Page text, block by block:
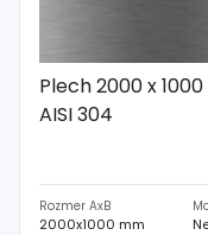
Plech 2000 x
AISI 304
Rozmer AxB
2000x1000 mm